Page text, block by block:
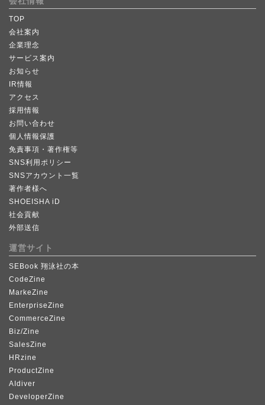
TOP
会社案内
企業理念
サービス案内
お知らせ
IR情報
アクセス
採用情報
お問い合わせ
個人情報保護
免責事項・著作権等
SNS利用ポリシー
SNSアカウント一覧
著作者様へ
SHOEISHA iD
社会貢献
外部送信
運営サイト
SEBook 翔泳社の本
CodeZine
MarkeZine
EnterpriseZine
CommerceZine
Biz/Zine
SalesZine
HRzine
ProductZine
AIdiver
DeveloperZine